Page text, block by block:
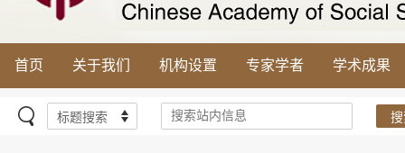
首页 关于我们 机构设置 专家学者 学术成果